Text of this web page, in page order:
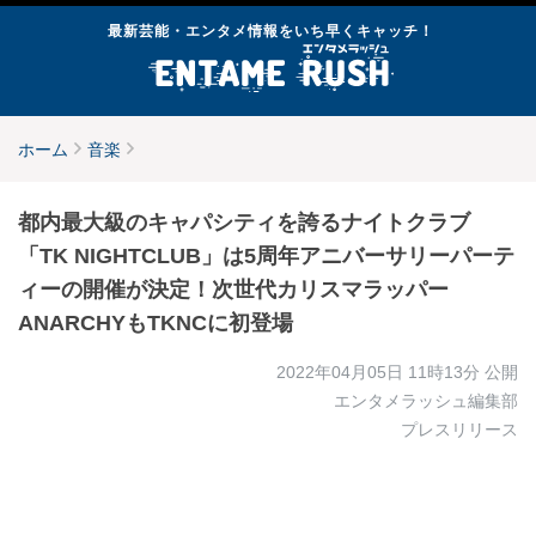
最新芸能・エンタメ情報をいち早くキャッチ！
ホーム 音楽
都内最大級のキャパシティを誇るナイトクラブ
「TK NIGHTCLUB」は5周年アニバーサリーパーテ
ィーの開催が決定！次世代カリスマラッパー
ANARCHYもTKNCに初登場
2022年04月05日 11時13分 公開
エンタメラッシュ編集部
プレスリリース